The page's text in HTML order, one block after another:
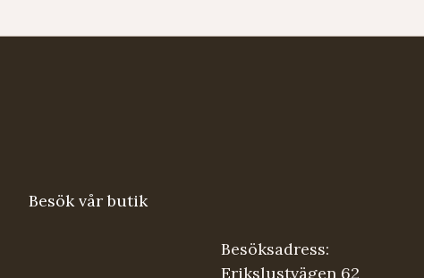
Besök vår butik
Besöksadress:
Erikslustvägen 62